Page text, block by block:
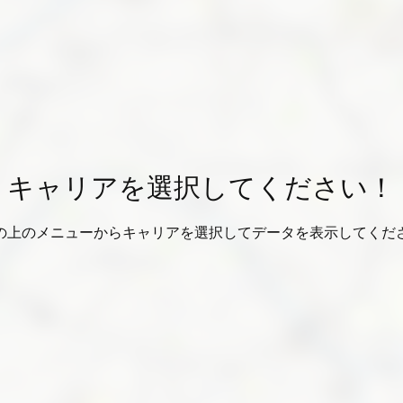
キャリアを選択してください！
上のメニューからキャリアを選択してデータを表示してくだ